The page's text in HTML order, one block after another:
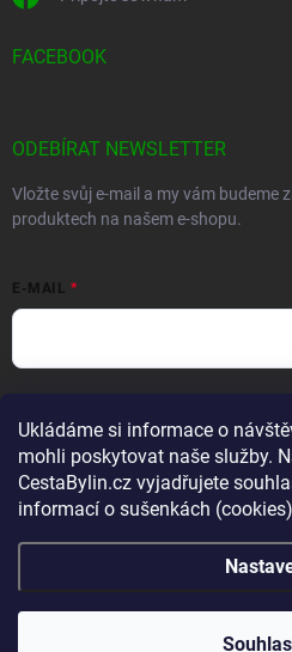
Ukládáme si informace o
mohli poskytovat naše služby.
CestaBylin.cz vyjadřujete
informací o sušenkách
FACEBOOK
ODEBÍRAT NEWSLETTER
Vložte svůj e-mail a my vám budeme
produktech na našem e-shopu.
E-MAIL
Přihlásit se
CestaBylin.cz .